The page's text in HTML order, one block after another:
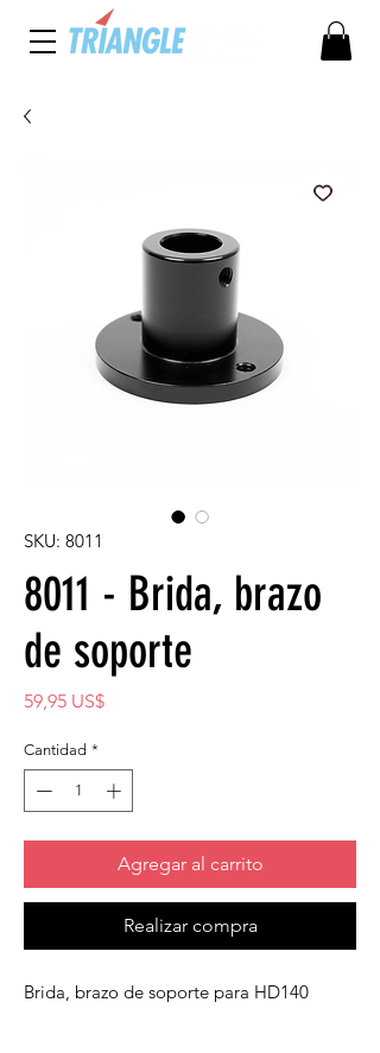
SKU: 8011
8011 - Brida, brazo
de soporte
59,95 US$Precio
Cantidad *
Agregar al carrito
Realizar compra
Brida, brazo de soporte para HD140